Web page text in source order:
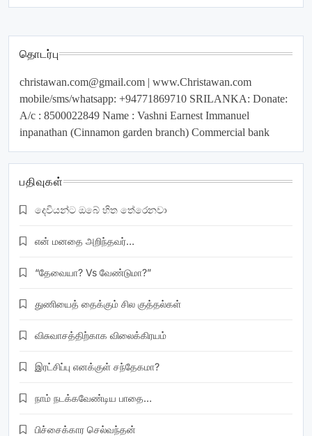
தொடர்பு
christawan.com@gmail.com | www.Christawan.com
mobile/sms/whatsapp: +94771869710 SRILANKA: Donate:
A/c : 8500022849 Name : Vashni Earnest Immanuel
inpanathan (Cinnamon garden branch) Commercial bank
பதிவுகள்
දෙවියන්ට ඔබේ හිත තේරෙනවා
என் மனதை அறிந்தவர்…
“தேவையா? Vs வேண்டுமா?”
துணியைத் தைக்கும் சில குத்தல்கள்
விசுவாசத்திற்காக விலைக்கிரயம்
இரட்சிப்பு எனக்குள் சந்தேகமா?
நாம் நடக்கவேண்டிய பாதை…
பிச்சைக்கார செல்வந்தன்